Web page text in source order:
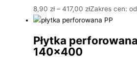
8,90 zł – 417,00 złZakres cen:
Płytka
140×400